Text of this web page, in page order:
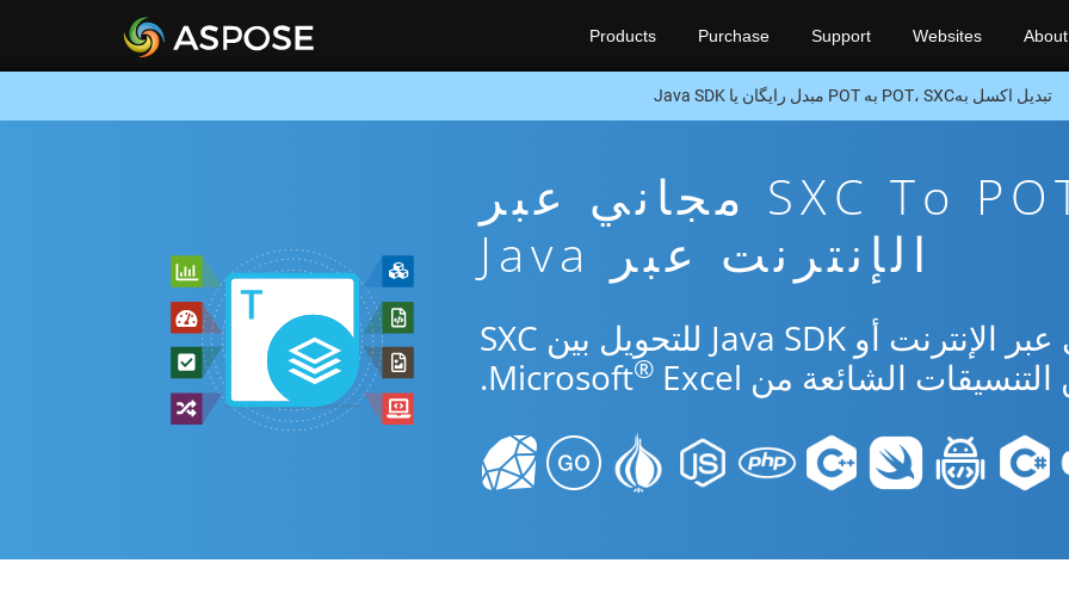
Products Purchase Support Websites About
تبدیل اکسل بهPOT، SXC به POT مبدل رایگان یا Java SDK
تطبيق تحويل SXC To POT مجاني عبر
الإنترنت عبر Java
استخدم التطبيق المجاني عبر الإنترنت أو Java SDK للتحويل بين SXC
® Excel.